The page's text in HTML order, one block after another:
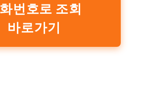
번호로 조회
바로가기